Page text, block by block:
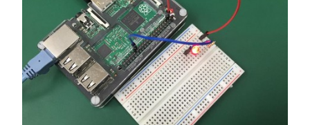
イ
エ
ン